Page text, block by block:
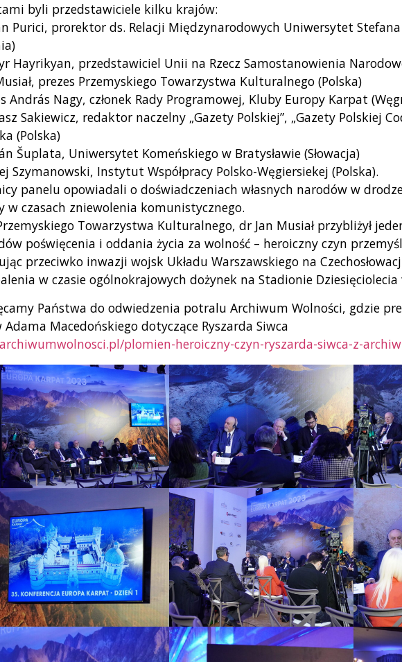
byli przedstawiciele kilku krajów:
Purici, prorektor ds. Relacji Międzynarodowych Uniwersytet
Hayrikyan, przedstawiciel Unii na Rzecz Samostanowienia
prezes Przemyskiego Towarzystwa Kulturalnego (Polska)
András Nagy, członek Rady Programowej, Kluby Europy Karpat
Sakiewicz, redaktor naczelny „Gazety Polskiej”, „Gazety Polskiej
(Polska)
Šuplata, Uniwersytet Komeńskiego w Bratysławie (Słowacja)
Szymanowski, Instytut Współpracy Polsko-Węgiersiekej (Polska).
panelu opowiadali o doświadczeniach własnych narodów w
w czasach zniewolenia komunistycznego.
Towarzystwa Kulturalnego, dr Jan Musiał przybliżył
poświęcenia i oddania życia za wolność – heroiczny czyn
przeciwko inwazji wojsk Układu Warszawskiego na
w czasie ogólnokrajowych dożynek na Stadionie Dziesięciolecia
Państwa do odwiedzenia potralu Archiwum Wolności, gdzie
Macedońskiego dotyczące Ryszarda Siwca
plomien-heroiczny-czyn-ryszarda-siwca-z-